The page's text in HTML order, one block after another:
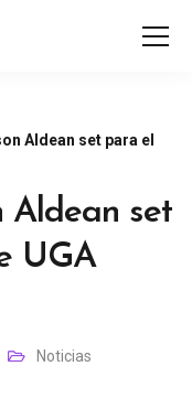
Aldean set para el
Aldean set
UGA
Noticias